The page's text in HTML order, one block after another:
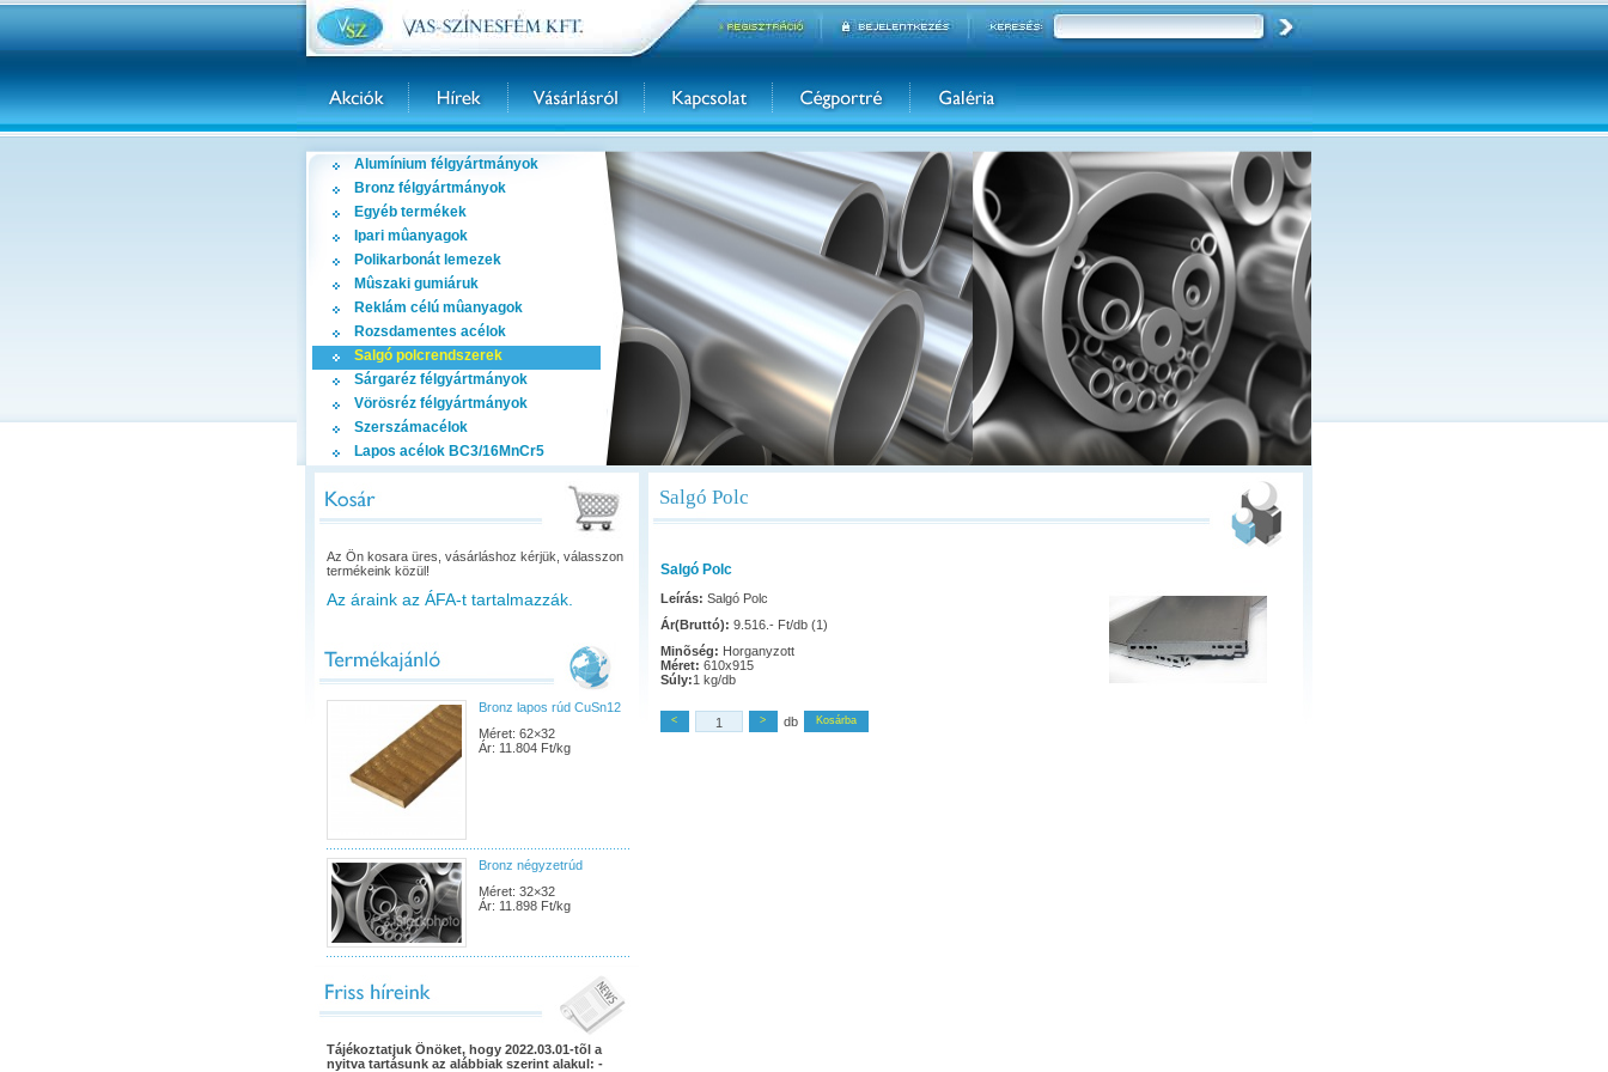
Alumínium félgyártmányok
Bronz félgyártmányok
Egyéb termékek
Ipari mûanyagok
Polikarbonát lemezek
Mûszaki gumiáruk
Reklám célú mûanyagok
Rozsdamentes acélok
Salgó polcrendszerek
Sárgaréz félgyártmányok
Vörösréz félgyártmányok
Szerszámacélok
Lapos acélok BC3/16MnCr5
Az Ön kosara üres, vásárláshoz kérjük, válasszon
termékeink közül!
Az áraink az ÁFA-t tartalmazzák.
Bronz lapos rúd CuSn12
Méret: 62×32
Ár: 11.804 Ft/kg
Bronz négyzetrúd
Méret: 32×32
Ár: 11.898 Ft/kg
Tájékoztatjuk Önöket, hogy 2022.03.01-tõl a
nyitva tartásunk az alábbiak szerint alakul: -
Salgó Polc
Salgó Polc
Leírás: Salgó Polc
Ár(Bruttó): 9.516.- Ft/db (1)
Minõség: Horganyzott
Méret: 610x915
Súly:1 kg/db
< > db Kosárba